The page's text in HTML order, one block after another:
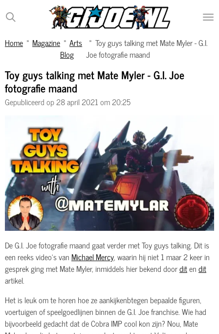
Ga
direct
de
Home » Magazine » Arts
Blog
» Toy guys talking met Mate Myler - G.I.
Joe fotografie maand
Toy guys talking met Mate Myler - G.I. Joe
fotografie maand
Gepubliceerd op 28 april 2021 om 20:25
De G.I. Joe fotografie maand gaat verder met Toy guys talking. Dit is
een reeks video's van Michael Mercy, waarin hij niet 1 maar 2 keer in
gesprek ging met Mate Myler, inmiddels hier bekend doorditendit
artikel.
Het is leuk om te horen hoe ze aankijkenbtegen bepaalde figuren,
voertuigen of speelgoedlijnen binnen de G.I. Joe franchise. Wie had
bijvoorbeeld gedacht dat de Cobra IMP cool kon zijn? Nou, Mate